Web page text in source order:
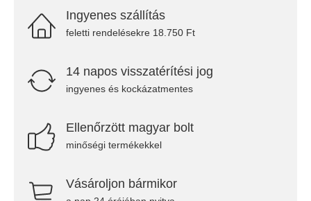
Ingyenes szállítás
feletti rendelésekre 18.750 Ft
14 napos visszatérítési jog
ingyenes és kockázatmentes
Ellenőrzött magyar bolt
minőségi termékekkel
Vásároljon bármikor